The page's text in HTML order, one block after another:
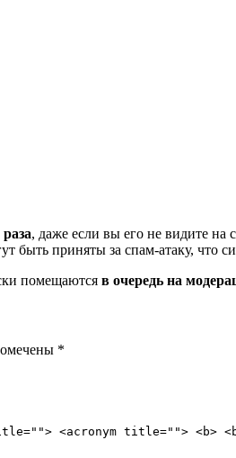
, даже если вы его не видите на
приняты за спам-атаку, что
помещаются в очередь на
*
<acronym title=""> <b>